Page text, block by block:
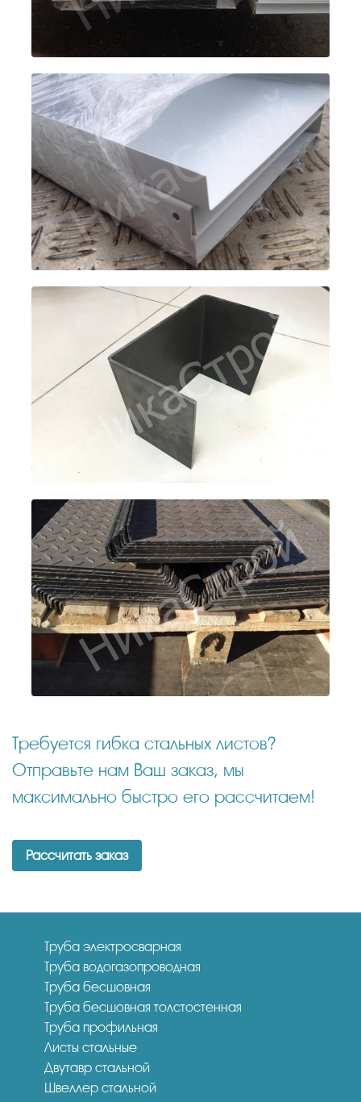
Требуется гибка стальных листов?
Отправьте нам Ваш заказ, мы
максимально быстро его рассчитаем!
Рассчитать заказ
Труба электросварная
Труба водогазопроводная
Труба бесшовная
Труба бесшовная толстостенная
Труба профильная
Листы стальные
Двутавр стальной
Швеллер стальной